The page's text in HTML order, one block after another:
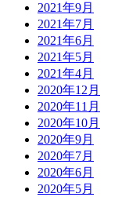
2021年9月
2021年7月
2021年6月
2021年5月
2021年4月
2020年12月
2020年11月
2020年10月
2020年9月
2020年7月
2020年6月
2020年5月